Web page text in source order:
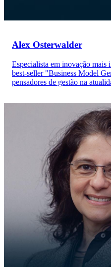
Alex Osterwalder
Especialista em inovação
best-seller "Business Model
pensadores de gestão na